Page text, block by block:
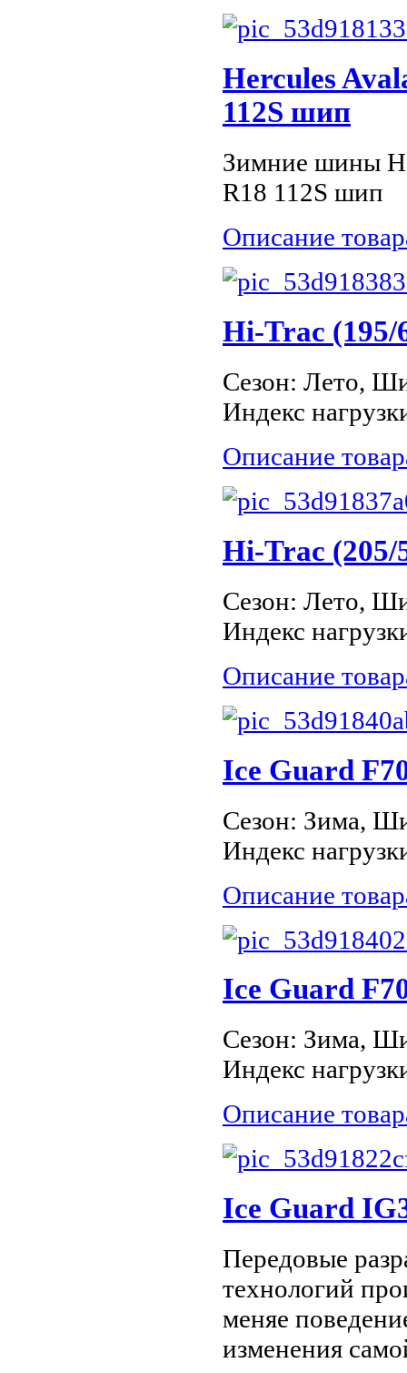
Hercules
112S шип
Зимние шины
R18 112S шип
Описание
Hi-Trac (195/
Сезон: Лето,
Индекс
Описание
Hi-Trac (205/
Сезон: Лето,
Индекс
Описание
Ice Guard
Сезон: Зима,
Индекс
Описание
Ice Guard
Сезон: Зима,
Индекс
Описание
Ice Guard
Передовые
технологий
меняе
изменения